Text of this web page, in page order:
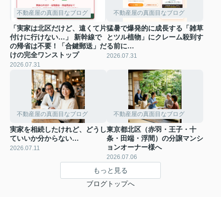
不動産屋の真面目なブログ
「実家は北区だけど、遠くて片
付けに行けない…」 新幹線で
の帰省は不要！「合鍵郵送」だ
けの完全ワンストップ
2026.07.31
不動産屋の真面目なブログ
猛暑で爆発的に成長する「雑草
とツル植物」にクレーム殺到す
る前に…
2026.07.31
不動産屋の真面目なブログ
実家を相続したけれど、どうし
ていいか分からない…
2026.07.11
不動産屋の真面目なブログ
東京都北区（赤羽・王子・十
条・田端・浮間）の分譲マンシ
ョンオーナー様へ
2026.07.06
もっと見る
ブログトップへ